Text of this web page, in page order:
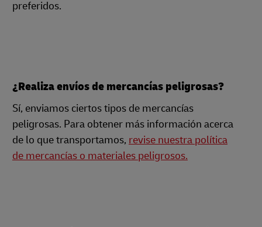
preferidos.
¿Realiza envíos de mercancías peligrosas?
Sí, enviamos ciertos tipos de mercancías
peligrosas. Para obtener más información acerca
de lo que transportamos, revise nuestra política
de mercancías o materiales peligrosos.